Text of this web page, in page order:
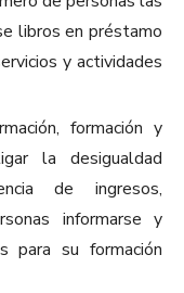
libros en préstamo
y actividades
formación y
la desigualdad
de ingresos,
informarse y
para su formación